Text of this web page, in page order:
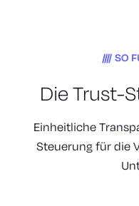
SO
Die Trust-
Einheitliche
Steuerung für die